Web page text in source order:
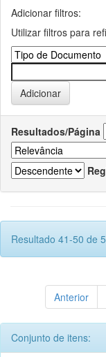
Adicionar filtros:
Utilizar filtros para
Resultados/Página
Resultado 41-50 de
Anterior
Conjunto de itens: